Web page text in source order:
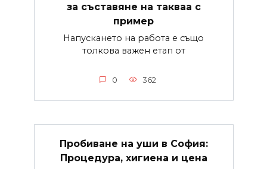
за съставяне на такваа с
пример
Напускането на работа е също
толкова важен етап от
0 362
Пробиване на уши в София:
Процедура, хигиена и цена